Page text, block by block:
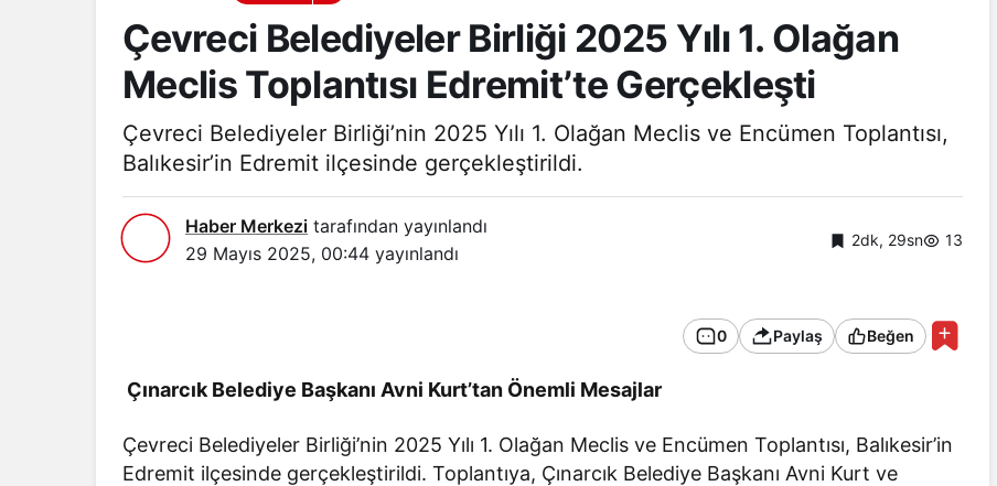
Çevreci Belediyeler Birliği 2025 Yılı 1. Olağan
Meclis Toplantısı Edremit’te Gerçekleşti
Çevreci Belediyeler Birliği’nin 2025 Yılı 1. Olağan Meclis ve Encümen Toplantısı,
Balıkesir’in Edremit ilçesinde gerçekleştirildi.
Haber Merkezi tarafından yayınlandı
29 Mayıs 2025, 00:44 yayınlandı
2dk, 29sn 13
0 Paylaş Beğen
Çınarcık Belediye Başkanı Avni Kurt’tan Önemli Mesajlar
Çevreci Belediyeler Birliği’nin 2025 Yılı 1. Olağan Meclis ve Encümen Toplantısı, Balıkesir’in
Edremit ilçesinde gerçekleştirildi. Toplantıya, Çınarcık Belediye Başkanı Avni Kurt ve